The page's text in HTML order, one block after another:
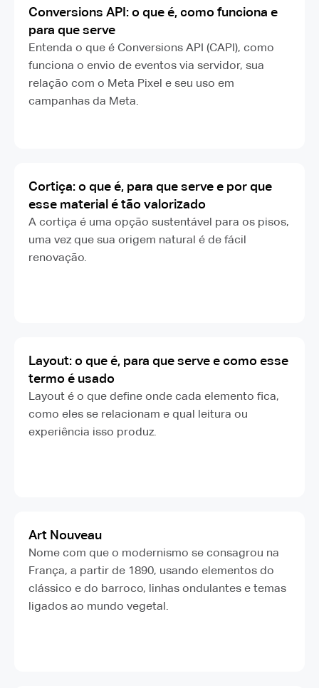
Conversions API: o que é, como funciona e
para que serve
Entenda o que é Conversions API (CAPI), como
funciona o envio de eventos via servidor, sua
relação com o Meta Pixel e seu uso em
campanhas da Meta.
Cortiça: o que é, para que serve e por que
esse material é tão valorizado
A cortiça é uma opção sustentável para os pisos,
uma vez que sua origem natural é de fácil
renovação.
Layout: o que é, para que serve e como esse
termo é usado
Layout é o que define onde cada elemento fica,
como eles se relacionam e qual leitura ou
experiência isso produz.
Art Nouveau
Nome com que o modernismo se consagrou na
França, a partir de 1890, usando elementos do
clássico e do barroco, linhas ondulantes e temas
ligados ao mundo vegetal.